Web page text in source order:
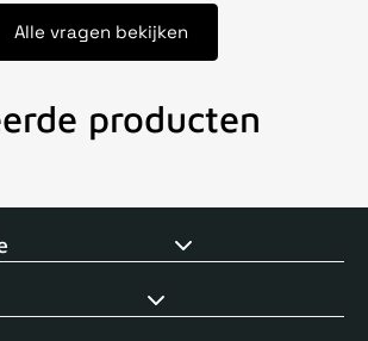
Alle vragen bekijken
producten
zelfde dag verstuurd Echte winkel +35